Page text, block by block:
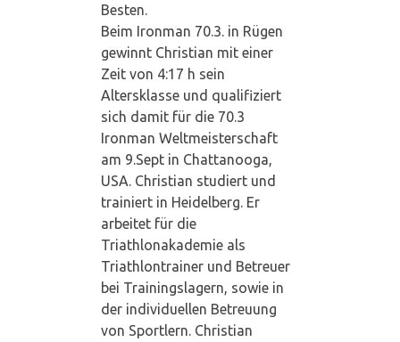
a
i
n
e
r
u
n
Besten.
Beim Ironman 70.3. in Rügen
gewinnt Christian mit einer
Zeit von 4:17 h sein
Altersklasse und qualifiziert
sich damit für die 70.3
Ironman Weltmeisterschaft
am 9.Sept in Chattanooga,
USA. Christian studiert und
trainiert in Heidelberg. Er
arbeitet für die
Triathlonakademie als
Triathlontrainer und Betreuer
bei Trainingslagern, sowie in
der individuellen Betreuung
von Sportlern. Christian